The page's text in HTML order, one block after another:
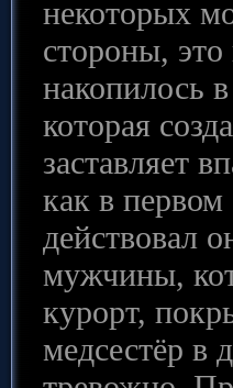
некоторых
стороны,
накопилось
которая
заставляет
как в
действовал
мужчины,
курорт,
медсестёр в